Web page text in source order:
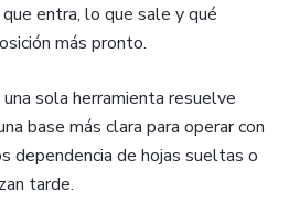
entra, lo que sale y qué
más pronto.
sola herramienta resuelve
base más clara para operar con
dependencia de hojas sueltas o
tarde.